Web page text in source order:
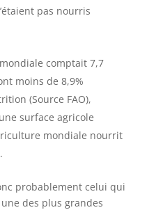
pas nourris
comptait 7,7
moins de 8,9%
(Source FAO),
surface agricole
mondiale nourrit
probablement celui qui
des plus grandes